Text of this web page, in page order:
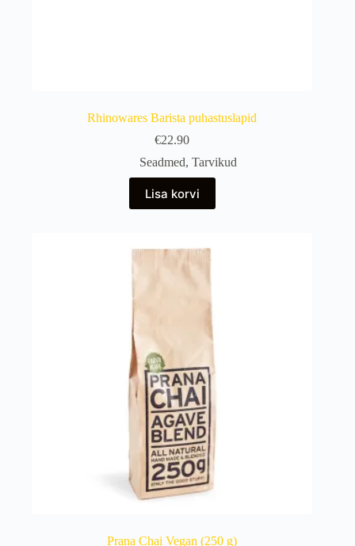
Rhinowares Barista puhastuslapid
€22.90
Seadmed, Tarvikud
Lisa korvi
Prana Chai Vegan (250 g)